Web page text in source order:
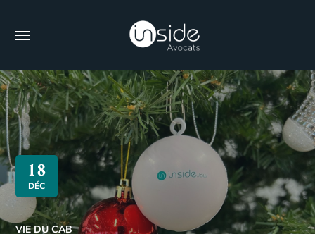
18
DÉC
VIE DU CAB